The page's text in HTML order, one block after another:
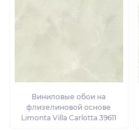
Виниловые обои на
флизелиновой основе
Limonta Villa Carlotta 39611